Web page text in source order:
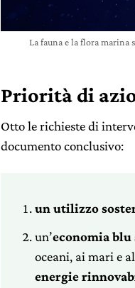
La fauna e la flora marina
Priorità di
Otto le richieste di
documento conclusivo:
un utilizzo
un’economia
oceani, ai mari e
energie